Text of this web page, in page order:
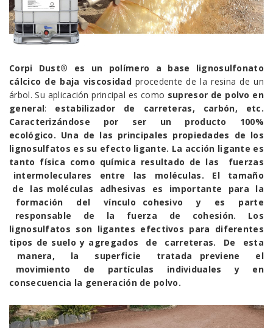
Corpi Dust®
es un polímero a base lignosulfonato
cálcico de baja viscosidadprocedente de la resina de un
árbol. Su aplicación principal es como supresor de polvo en
general: estabilizador de carreteras, carbón, etc.
Caracterizándose por ser un producto 100%
ecológico. Una de las principales propiedades de los
lignosulfatos es su efecto ligante. La acción ligante es
tanto física como química resultado de las fuerzas
intermoleculares entre las moléculas. El tamaño
de las moléculas adhesivas es importante para la
formación del vínculo cohesivo y es parte
responsable de la fuerza de cohesión. Los
lignosulfatos son ligantes efectivos para diferentes
tipos de suelo y agregados de carreteras. De esta
manera, la superficie tratada previene el
movimiento de partículas individuales y en
consecuencia la generación de polvo.